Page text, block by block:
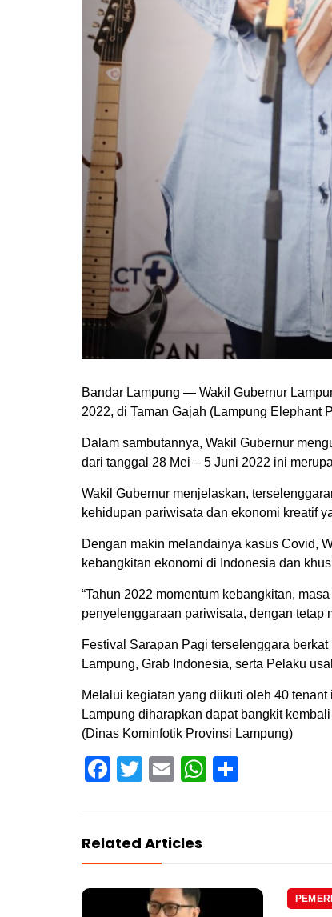
Bandar Lampung — Wakil Gubernur
2022, di Taman Gajah (Lampung Elephant
Dalam sambutannya, Wakil Gubernur
dari tanggal 28 Mei – 5 Juni 2022 ini
Wakil Gubernur menjelaskan,
kehidupan pariwisata dan ekonomi kreatif
Dengan makin melandainya kasus Covid,
kebangkitan ekonomi di Indonesia dan
“Tahun 2022 momentum kebangkitan,
penyelenggaraan pariwisata, dengan tetap
Festival Sarapan Pagi terselenggara
Lampung, Grab Indonesia, serta Pelaku
Melalui kegiatan yang diikuti oleh 40
Lampung diharapkan dapat bangkit
(Dinas Kominfotik Provinsi Lampung)
Facebook
TwitterEmailWhatsApp
Related Articles